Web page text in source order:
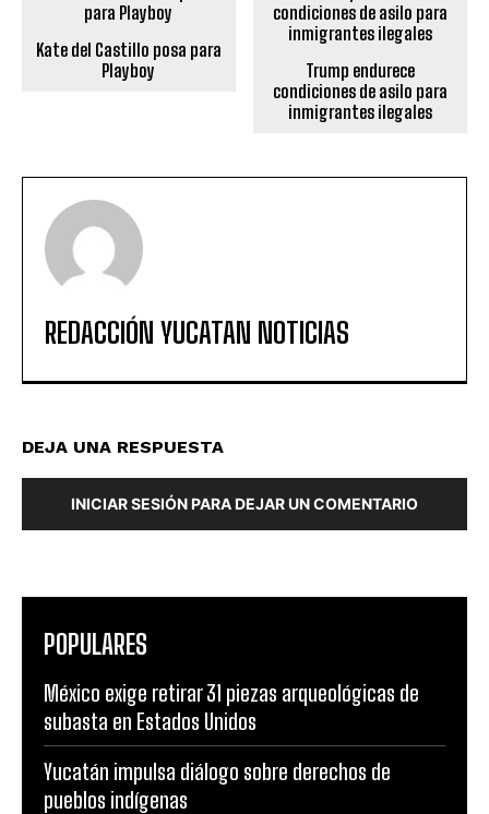
Kate del Castillo posa para
Playboy
Trump endurece
condiciones de asilo para
inmigrantes ilegales
REDACCIÓN YUCATAN NOTICIAS
DEJA UNA RESPUESTA
INICIAR SESIÓN PARA DEJAR UN COMENTARIO
POPULARES
México exige retirar 31 piezas arqueológicas de
subasta en Estados Unidos
Yucatán impulsa diálogo sobre derechos de
pueblos indígenas